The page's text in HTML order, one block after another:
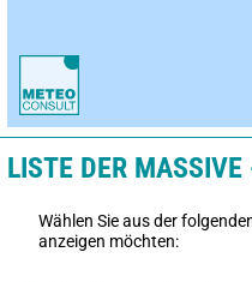
LISTE DER
Wählen Sie aus der
anzeigen möchten: